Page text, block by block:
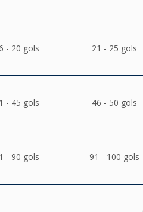
- 20 gols 21 - 25 gols
- 45 gols 46 - 50 gols
- 90 gols 91 - 100 gols